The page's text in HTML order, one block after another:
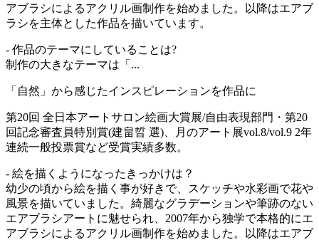
アブラシによるアクリル画制作を始めました。以降はエアブ
ラシを主体とした作品を描いています。
- 作品のテーマにしていることは?
制作の大きなテーマは「...
「自然」から感じたインスピレーションを作品に
第20回 全日本アートサロン絵画大賞展/自由表現部門・第20
回記念審査員特別賞(建畠晢 選)、月のアート展vol.8/vol.9 2年
連続一般投票賞など受賞実績多数。
- 絵を描くようになったきっかけは？
幼少の頃から絵を描く事が好きで、スケッチや水彩画で花や
風景を描いていました。綺麗なグラデーションや筆跡のない
エアブラシアートに魅せられ、2007年から独学で本格的にエ
アブラシによるアクリル画制作を始めました。以降はエアブ